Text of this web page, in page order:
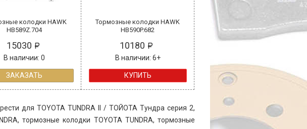
колодки HAWK
HB589Z.704
15030
В наличии: 0
ЗАКАЗАТЬ
Тормозные колодки HAWK
HB590P.682
10180
В наличии: 6+
КУПИТЬ
для TOYOTA TUNDRA II / ТОЙОТА Тундра серия 2,
, тормозные колодки TOYOTA TUNDRA, тормозные